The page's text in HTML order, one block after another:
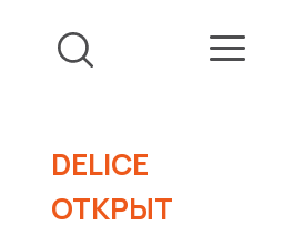
DELICE
ОТКРЫТ